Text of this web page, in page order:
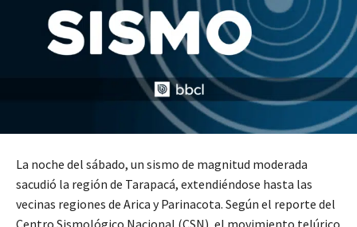
La noche del sábado, un sismo de magnitud moderada
sacudió la región de Tarapacá, extendiéndose hasta las
vecinas regiones de Arica y Parinacota. Según el reporte del